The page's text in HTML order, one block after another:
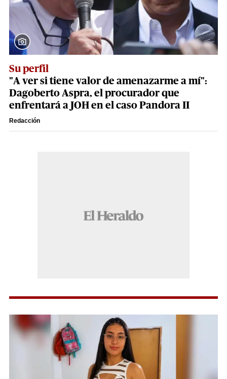
Su perfil
"A ver si tiene valor de amenazarme a mí":
Dagoberto Aspra, el procurador que
enfrentará a JOH en el caso Pandora II
Redacción